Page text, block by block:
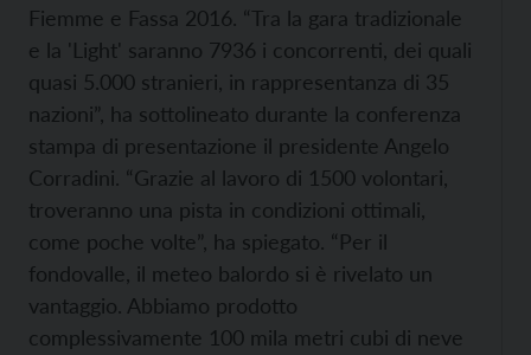
Fiemme e Fassa 2016. “Tra la gara tradizionale
e la 'Light' saranno 7936 i concorrenti, dei quali
quasi 5.000 stranieri, in rappresentanza di 35
nazioni”, ha sottolineato durante la conferenza
stampa di presentazione il presidente Angelo
Corradini. “Grazie al lavoro di 1500 volontari,
troveranno una pista in condizioni ottimali,
come poche volte”, ha spiegato. “Per il
fondovalle, il meteo balordo si è rivelato un
vantaggio. Abbiamo prodotto
complessivamente 100 mila metri cubi di neve